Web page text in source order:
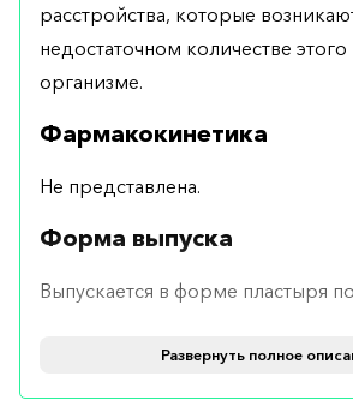
расстройства, которые
недостаточном количестве
организме.
Фармакокинетика
Не представлена.
Форма выпуска
Выпускается в форме пластыря
Развернуть полное